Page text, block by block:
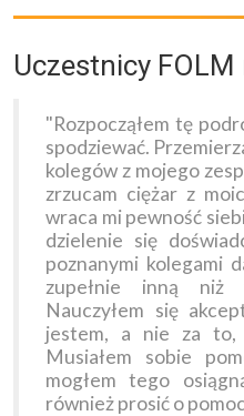
Uczestnicy
"Rozpocząłem tę
spodziewać.
kolegów z mojego
zrzucam ciężar z
wraca mi pewność
dzielenie się
poznanymi kolegami
zupełnie inną niż
Nauczyłem się
jestem, a nie za
Musiałem sobie
mogłem tego
również prosić o